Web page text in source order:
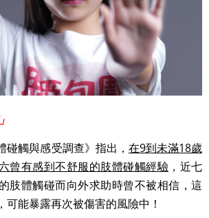
碰觸與感受調查》指出， 在9到未滿18歲
曾有感到不舒服的肢體碰觸經驗 ，近七
肢體觸碰而向外求助時曾不被相信，這
可能暴露再次被傷害的風險中！